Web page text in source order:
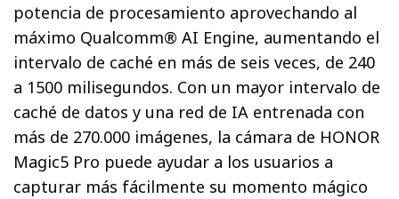
potencia de procesamiento aprovechando al
máximo Qualcomm® AI Engine, aumentando el
intervalo de caché en más de seis veces, de 240
a 1500 milisegundos. Con un mayor intervalo de
caché de datos y una red de IA entrenada con
más de 270.000 imágenes, la cámara de HONOR
Magic5 Pro puede ayudar a los usuarios a
capturar más fácilmente su momento mágico